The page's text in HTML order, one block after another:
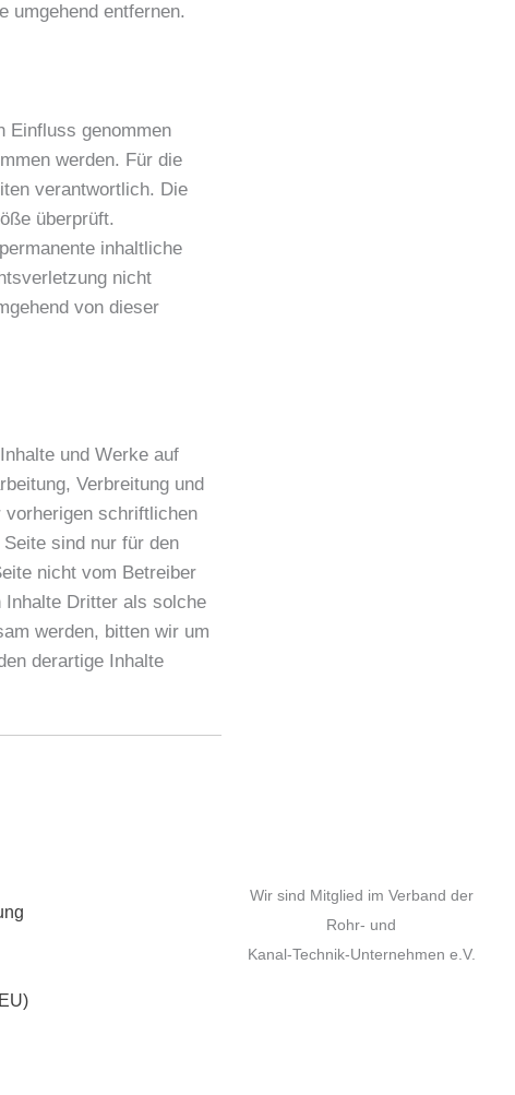
umgehend entfernen.
Einfluss genommen
werden. Für die
verantwortlich. Die
überprüft.
inhaltliche
nicht
von dieser
und Werke auf
Verbreitung und
vorherigen schriftlichen
sind nur für den
nicht vom Betreiber
Inhalte Dritter als solche
werden, bitten wir um
derartige Inhalte
Wir sind Mitglied im Verband der
Rohr- und
Kanal-Technik-Unternehmen e.V.